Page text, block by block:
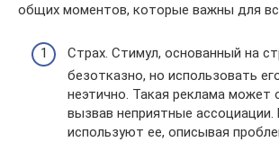
общих моментов, которые важны для
Страх. Стимул, основанный на
безотказно, но использовать
неэтично. Такая реклама может
вызвав неприятные
используют ее, описывая